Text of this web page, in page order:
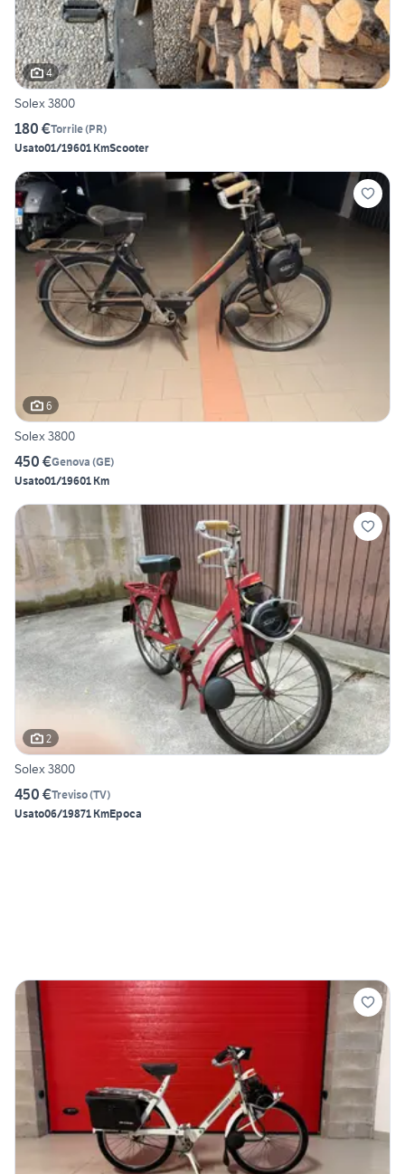
4
Solex 3800
180 €Torrile(PR)
Usato01/19601 KmScooter
6
Solex 3800
450 €Genova (GE)
Usato01/19601 Km
2
Solex 3800
450 €Treviso(TV)
Usato06/19871 KmEpoca